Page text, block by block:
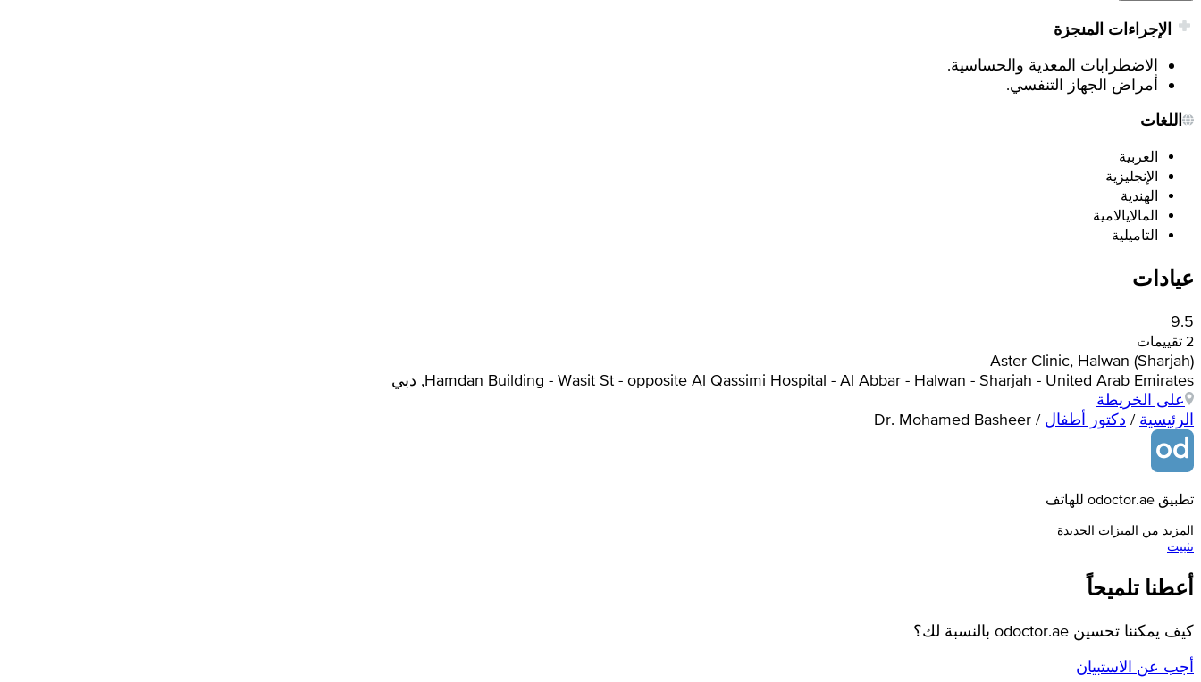
الإجراءات المنجزة
الاضطرابات المعدية والحساسية.
أمراض الجهاز التنفسي.
اللغات
العربية
الإنجليزية
الهندية
المالايالامية
التاميلية
عيادات
9.5
2 تقييمات
Aster Clinic, Halwan (Sharjah)
Hamdan Building - Wasit St - opposite Al Qassimi Hospital - Al Abbar - Halwan - Sharjah - United Arab Emirates, دبي
على الخريطة
الرئيسية / دكتور أطفال /
Dr. Mohamed Basheer
تطبيق odoctor.ae للهاتف
المزيد من الميزات الجديدة
تثبيت
أعطنا تلميحاً
كيف يمكننا تحسين odoctor.ae بالنسبة لك؟
أجب عن الاستبيان